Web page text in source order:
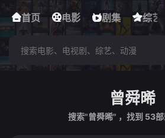
首页 电影 剧集 综艺
下载客户端
曾舜晞
搜索"曾舜晞" ，找到 53